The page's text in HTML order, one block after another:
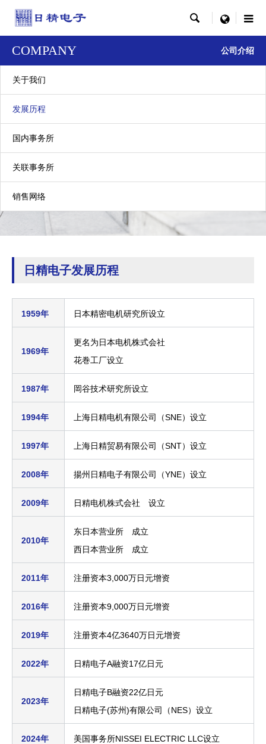
 menu
COMPANY 公司介绍
关于我们
发展历程
国内事务所
关联事务所
销售网络
日精电子发展历程
1959年 日本精密电机研究所设立
1969年
更名为日本电机株式会社
花巻工厂设立
1987年 岡谷技术研究所设立
1994年 上海日精电机有限公司（SNE）设立
1997年 上海日精贸易有限公司（SNT）设立
2008年 揚州日精电子有限公司（YNE）设立
2009年 日精电机株式会社 设立
2010年
东日本营业所 成立
西日本营业所 成立
2011年 注册资本3,000万日元增资
2016年 注册资本9,000万日元增资
2019年 注册资本4亿3640万日元增资
2022年 日精电子A融资17亿日元
2023年
日精电子B融资22亿日元
日精电子(苏州)有限公司（NES）设立
2024年 美国事务所NISSEI ELECTRIC LLC设立